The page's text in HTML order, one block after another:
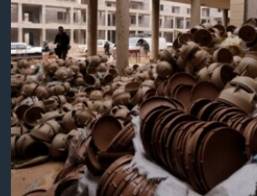
ຊີວິດຊາວລາວ
ຊຸມຊົນຊາວລາວ
ວິທະຍາສາດ-ເທັກໂນໂລຈີ
ທຸລະກິດ
ພາສາອັງກິດ
ວີດີໂອ